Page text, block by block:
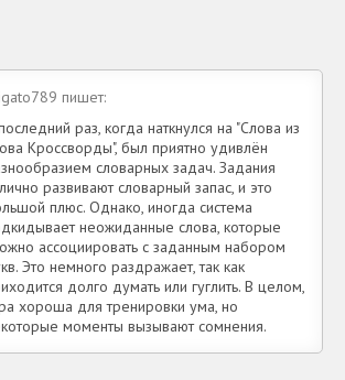
пишет:
раз, когда наткнулся на "Слова из
Кроссворды", был приятно удивлён
словарных задач. Задания
развивают словарный запас, и это
плюс. Однако, иногда система
неожиданные слова, которые
ассоциировать с заданным набором
Это немного раздражает, так как
долго думать или гуглить. В целом,
хороша для тренировки ума, но
моменты вызывают сомнения.